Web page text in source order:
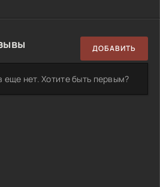
ДОБАВИТЬ
еще нет. Хотите быть первым?